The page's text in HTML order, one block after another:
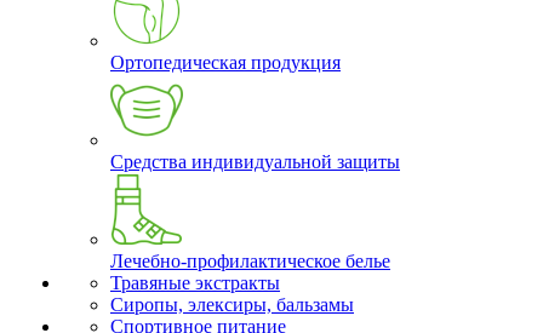
Ортопедическая продукция
Средства индивидуальной защиты
Лечебно-профилактическое белье
Травяные экстракты
Сиропы, элексиры, бальзамы
Спортивное питание